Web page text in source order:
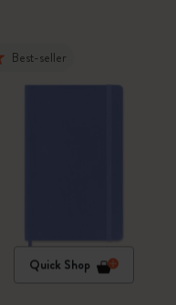
Best-seller
Quick Shop